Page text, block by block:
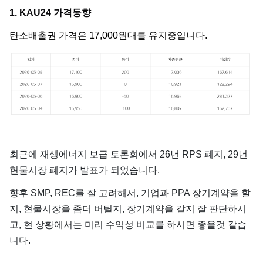
1. KAU24 가격동향
탄소배출권 가격은 17,000원대를 유지중입니다.
최근에 재생에너지 보급 토론회에서 26년 RPS 폐지, 29년
현물시장 폐지가 발표가 되었습니다.
향후 SMP, REC를 잘 고려해서, 기업과 PPA 장기계약을 할
지, 현물시장을 좀더 버틸지, 장기계약을 갈지 잘 판단하시
고, 현 상황에서는 미리 수익성 비교를 하시면 좋을것 같습
니다.